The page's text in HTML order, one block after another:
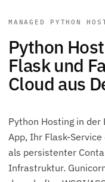
MANAGED PYTHON
Python
Flask und
Cloud aus
Python Hosting in der
App, Ihr Flask-
als persistenter
Infrastruktur.